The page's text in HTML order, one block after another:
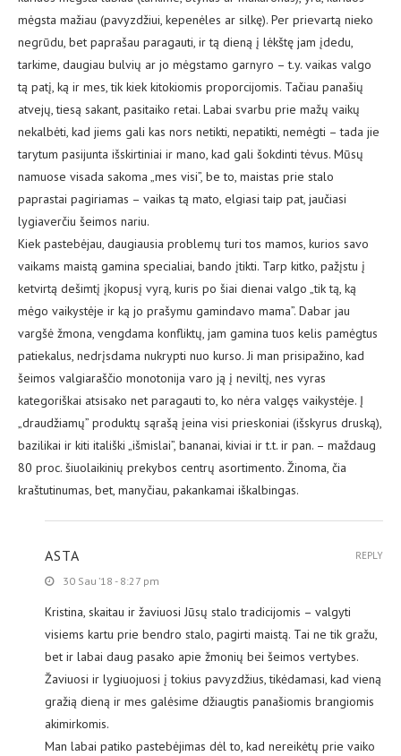
mėgsta mažiau (pavyzdžiui, kepenėles ar silkę). Per prievartą nieko
negrūdu, bet paprašau paragauti, ir tą dieną į lėkštę jam įdedu,
tarkime, daugiau bulvių ar jo mėgstamo garnyro – t.y. vaikas valgo
tą patį, ką ir mes, tik kiek kitokiomis proporcijomis. Tačiau panašių
atvejų, tiesą sakant, pasitaiko retai. Labai svarbu prie mažų vaikų
nekalbėti, kad jiems gali kas nors netikti, nepatikti, nemėgti – tada jie
tarytum pasijunta išskirtiniai ir mano, kad gali šokdinti tėvus. Mūsų
namuose visada sakoma „mes visi”, be to, maistas prie stalo
paprastai pagiriamas – vaikas tą mato, elgiasi taip pat, jaučiasi
lygiaverčiu šeimos nariu.
Kiek pastebėjau, daugiausia problemų turi tos mamos, kurios savo
vaikams maistą gamina specialiai, bando įtikti. Tarp kitko, pažįstu į
ketvirtą dešimtį įkopusį vyrą, kuris po šiai dienai valgo „tik tą, ką
mėgo vaikystėje ir ką jo prašymu gamindavo mama”. Dabar jau
vargšė žmona, vengdama konfliktų, jam gamina tuos kelis pamėgtus
patiekalus, nedrįsdama nukrypti nuo kurso. Ji man prisipažino, kad
šeimos valgiaraščio monotonija varo ją į neviltį, nes vyras
kategoriškai atsisako net paragauti to, ko nėra valgęs vaikystėje. Į
„draudžiamų” produktų sąrašą įeina visi prieskoniai (išskyrus druską),
bazilikai ir kiti itališki „išmislai”, bananai, kiviai ir t.t. ir pan. – maždaug
80 proc. šiuolaikinių prekybos centrų asortimento. Žinoma, čia
kraštutinumas, bet, manyčiau, pakankamai iškalbingas.
ASTA
30 Sau ’18 - 8:27 pm
Kristina, skaitau ir žaviuosi Jūsų stalo tradicijomis – valgyti
visiems kartu prie bendro stalo, pagirti maistą. Tai ne tik gražu,
bet ir labai daug pasako apie žmonių bei šeimos vertybes.
Žaviuosi ir lygiuojuosi į tokius pavyzdžius, tikėdamasi, kad vieną
gražią dieną ir mes galėsime džiaugtis panašiomis brangiomis
akimirkomis.
Man labai patiko pastebėjimas dėl to, kad nereikėtų prie vaiko
REPLY